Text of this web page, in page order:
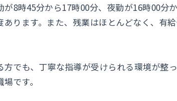
8時45分から17時00分、夜勤が16時00分
あります。また、残業はほとんどなく、有
でも、丁寧な指導が受けられる環境が整
です。